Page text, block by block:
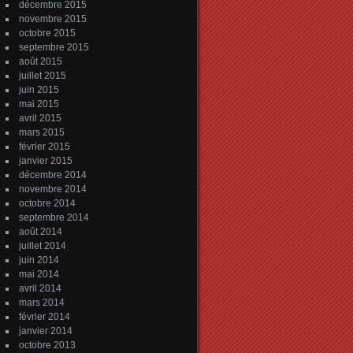
décembre 2015
novembre 2015
octobre 2015
septembre 2015
août 2015
juillet 2015
juin 2015
mai 2015
avril 2015
mars 2015
février 2015
janvier 2015
décembre 2014
novembre 2014
octobre 2014
septembre 2014
août 2014
juillet 2014
juin 2014
mai 2014
avril 2014
mars 2014
février 2014
janvier 2014
octobre 2013